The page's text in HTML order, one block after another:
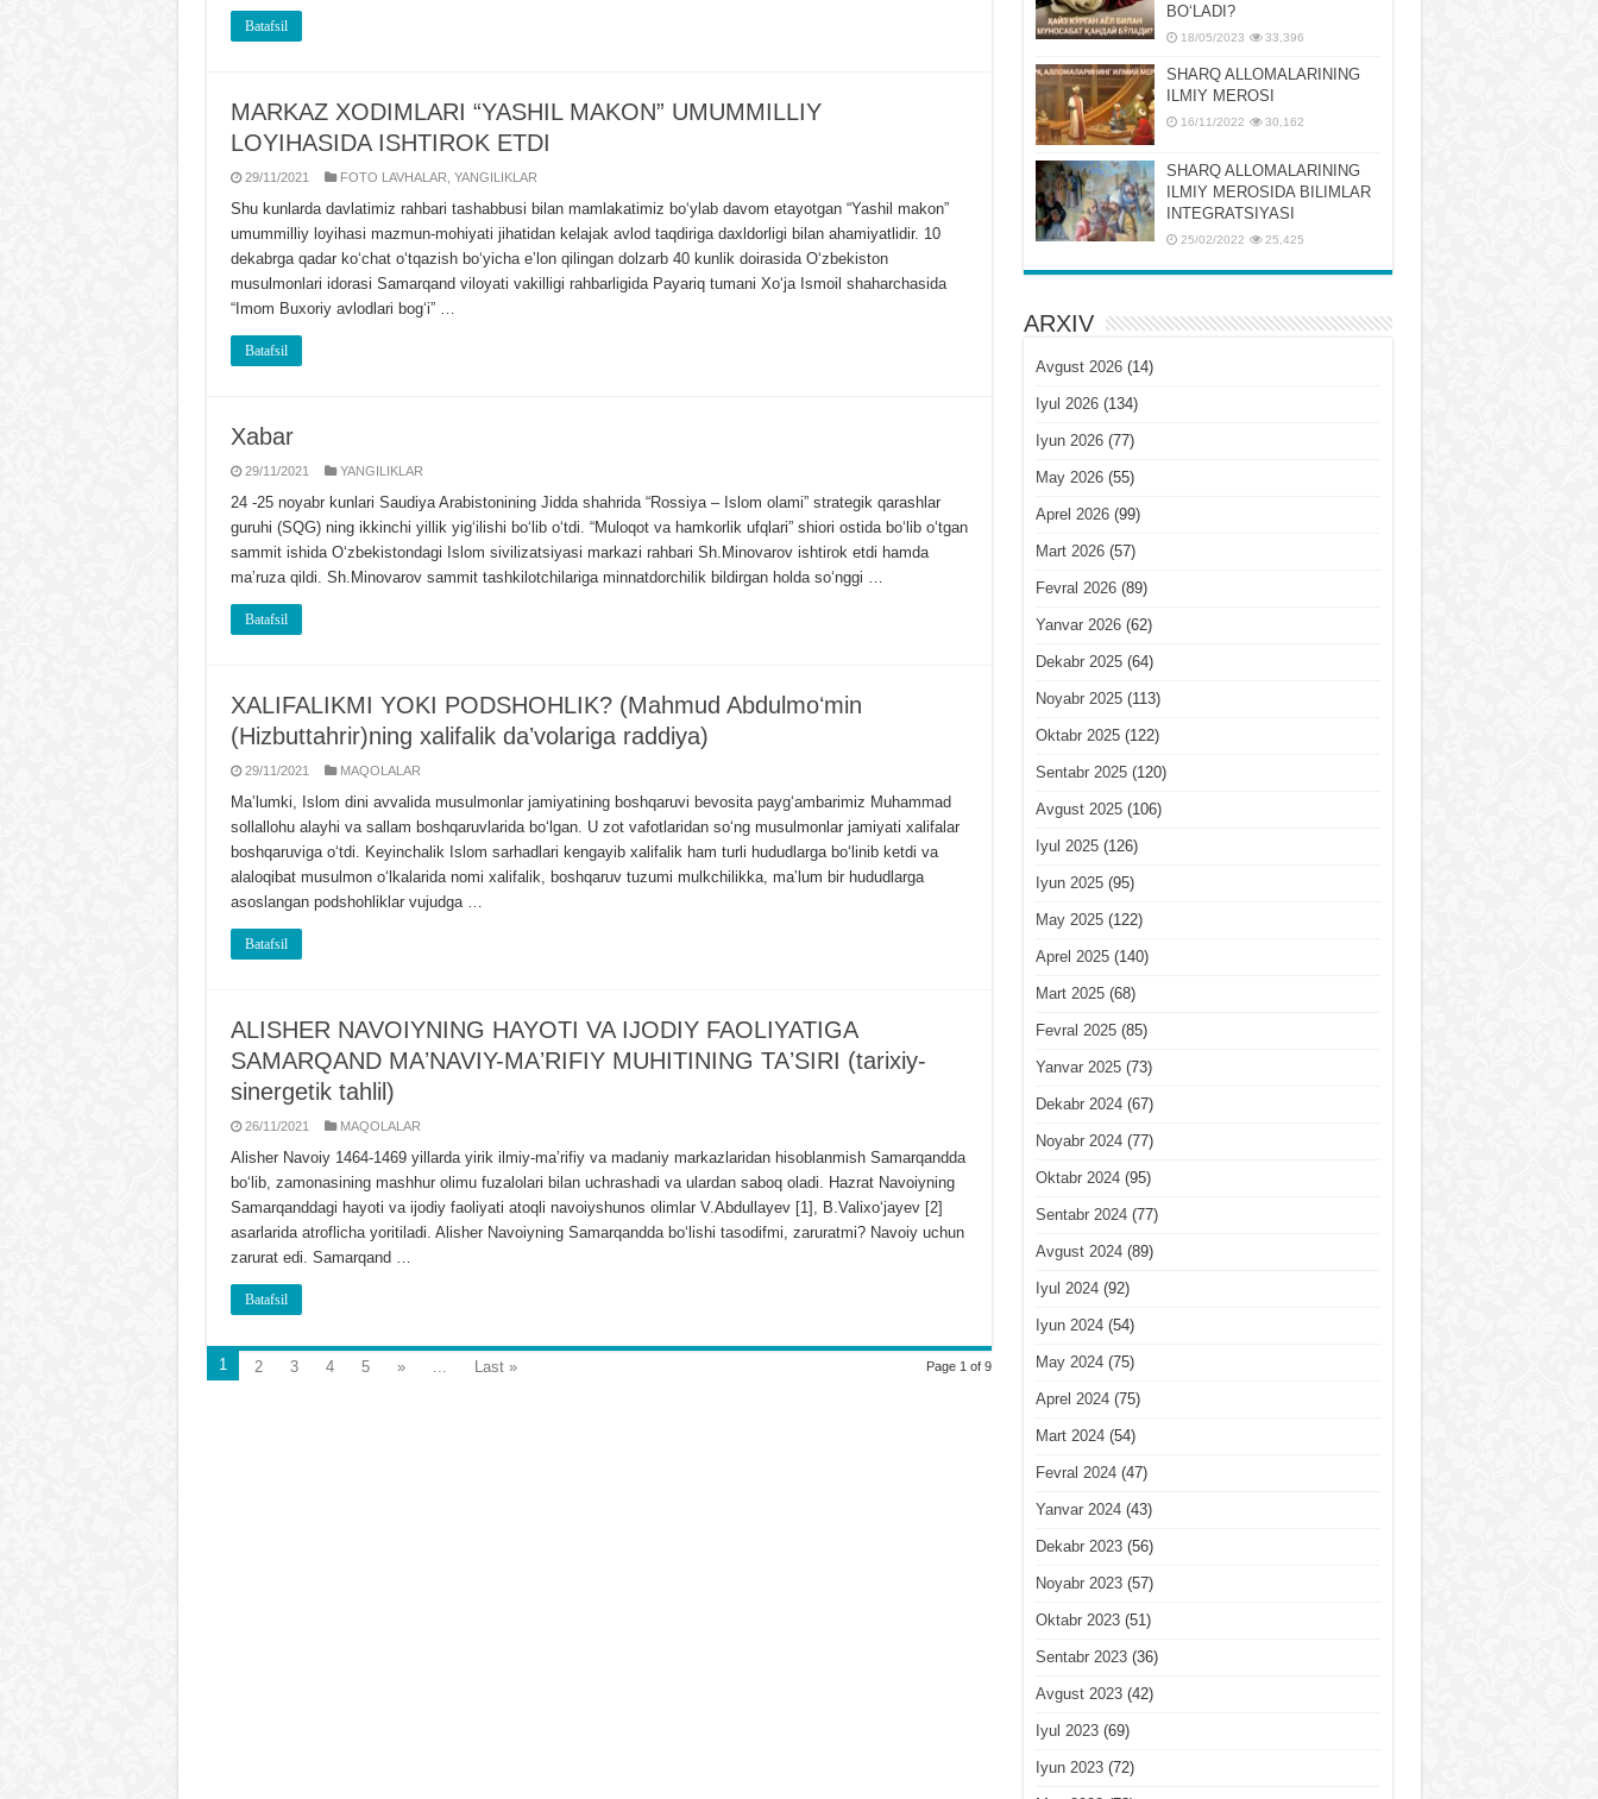
Batafsil
MARKAZ XODIMLARI “YASHIL MAKON” UMUMMILLIY
LOYIHASIDA ISHTIROK ETDI
29/11/2021 FOTO LAVHALAR, YANGILIKLAR
Shu kunlarda davlatimiz rahbari tashabbusi bilan mamlakatimiz boʻylab davom etayotgan “Yashil makon”
umummilliy loyihasi mazmun-mohiyati jihatidan kelajak avlod taqdiriga daxldorligi bilan ahamiyatlidir. 10
dekabrga qadar koʻchat oʻtqazish boʻyicha eʼlon qilingan dolzarb 40 kunlik doirasida Oʻzbekiston
musulmonlari idorasi Samarqand viloyati vakilligi rahbarligida Payariq tumani Xoʻja Ismoil shaharchasida
“Imom Buxoriy avlodlari bogʻi” …
Batafsil
Xabar
29/11/2021 YANGILIKLAR
24 -25 noyabr kunlari Saudiya Arabistonining Jidda shahrida “Rossiya – Islom olami” strategik qarashlar
guruhi (SQG) ning ikkinchi yillik yigʻilishi boʻlib oʻtdi. “Muloqot va hamkorlik ufqlari” shiori ostida boʻlib oʻtgan
sammit ishida Oʻzbekistondagi Islom sivilizatsiyasi markazi rahbari Sh.Minovarov ishtirok etdi hamda
maʼruza qildi. Sh.Minovarov sammit tashkilotchilariga minnatdorchilik bildirgan holda soʻnggi …
Batafsil
XALIFALIKMI YOKI PODSHOHLIK? (Mahmud Abdulmoʻmin
(Hizbuttahrir)ning xalifalik daʼvolariga raddiya)
29/11/2021 MAQOLALAR
Maʼlumki, Islom dini avvalida musulmonlar jamiyatining boshqaruvi bevosita paygʻambarimiz Muhammad
sollallohu alayhi va sallam boshqaruvlarida boʻlgan. U zot vafotlaridan soʻng musulmonlar jamiyati xalifalar
boshqaruviga oʻtdi. Keyinchalik Islom sarhadlari kengayib xalifalik ham turli hududlarga boʻlinib ketdi va
alaloqibat musulmon oʻlkalarida nomi xalifalik, boshqaruv tuzumi mulkchilikka, maʼlum bir hududlarga
asoslangan podshohliklar vujudga …
Batafsil
ALISHЕR NAVOIYNING HAYOTI VA IJODIY FAOLIYATIGA
SAMARQAND MAʼNAVIY-MAʼRIFIY MUHITINING TAʼSIRI (tarixiy-
sinergetik tahlil)
26/11/2021 MAQOLALAR
Alisher Navoiy 1464-1469 yillarda yirik ilmiy-maʼrifiy va madaniy markazlaridan hisoblanmish Samarqandda
boʻlib, zamonasining mashhur olimu fuzalolari bilan uchrashadi va ulardan saboq oladi. Hazrat Navoiyning
Samarqanddagi hayoti va ijodiy faoliyati atoqli navoiyshunos olimlar V.Abdullayev [1], B.Valixoʻjayev [2]
asarlarida atroflicha yoritiladi. Alisher Navoiyning Samarqandda boʻlishi tasodifmi, zaruratmi? Navoiy uchun
zarurat edi. Samarqand …
Batafsil
Page 1 of 9
1 2 3 4 5 » ... Last »
BOʻLADI?
18/05/2023 33,396
SHARQ ALLOMALARINING
ILMIY MEROSI
16/11/2022 30,162
SHARQ ALLOMALARINING
ILMIY MЕROSIDA BILIMLAR
INTЕGRATSIYASI
25/02/2022 25,425
ARXIV
Avgust 2026(14)
Iyul 2026(134)
Iyun 2026(77)
May 2026(55)
Aprel 2026(99)
Mart 2026(57)
Fevral 2026(89)
Yanvar 2026(62)
Dekabr 2025(64)
Noyabr 2025(113)
Oktabr 2025(122)
Sentabr 2025(120)
Avgust 2025(106)
Iyul 2025(126)
Iyun 2025(95)
May 2025(122)
Aprel 2025(140)
Mart 2025(68)
Fevral 2025(85)
Yanvar 2025(73)
Dekabr 2024(67)
Noyabr 2024(77)
Oktabr 2024(95)
Sentabr 2024(77)
Avgust 2024(89)
Iyul 2024(92)
Iyun 2024(54)
May 2024(75)
Aprel 2024(75)
Mart 2024(54)
Fevral 2024(47)
Yanvar 2024(43)
Dekabr 2023(56)
Noyabr 2023(57)
Oktabr 2023(51)
Sentabr 2023(36)
Avgust 2023(42)
Iyul 2023(69)
Iyun 2023(72)